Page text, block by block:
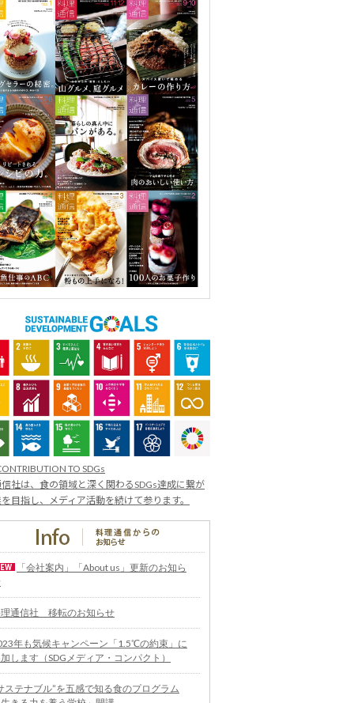
TO SDGs
社は、食の領域と深く関わるSDGs達成に繋が
目指し、メディア活動を続けて参ります。
「会社案内」「About us」更新のお知ら
通信社 移転のお知らせ
年も気候キャンペーン「1.5℃の約束」に
します（SDGメディア・コンパクト）
ステナブル”を五感で知る食のプログラム